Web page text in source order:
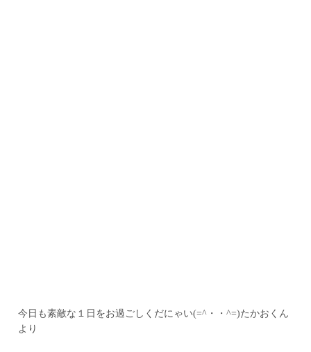
今日も素敵な１日をお過ごしくだにゃい(=^・・^=)たかおくん
より